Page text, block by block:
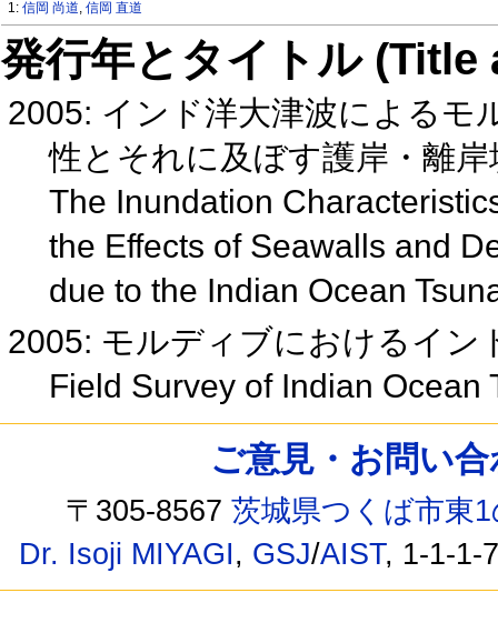
1:信岡 尚道,信岡 直道
発行年とタイトル
2005: インド洋大津波によるモ
性とそれに及ぼす護岸・離
The Inundation
the Effects of Seawalls and
due to the Indian Ocean
2005: モルディブにおけるイン
Field Survey of Indian
ご意見・お問い
〒305-8567茨城県つくば市東
Dr. Isoji MIYAGI, GSJ/AIST, 1-1-1-